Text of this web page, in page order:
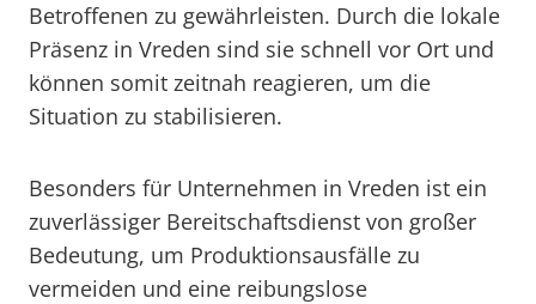
Betroffenen zu gewährleisten. Durch die lokale
Präsenz in Vreden sind sie schnell vor Ort und
können somit zeitnah reagieren, um die
Situation zu stabilisieren.
Besonders für Unternehmen in Vreden ist ein
zuverlässiger Bereitschaftsdienst von großer
Bedeutung, um Produktionsausfälle zu
vermeiden und eine reibungslose